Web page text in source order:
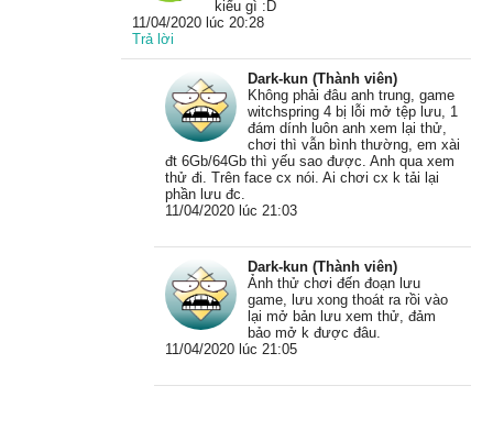
kiểu gì :D
11/04/2020 lúc 20:28
Trả lời
Dark-kun (Thành viên)
Không phải đâu anh trung, game
witchspring 4 bị lỗi mở tệp lưu, 1
đám dính luôn anh xem lại thử,
chơi thì vẫn bình thường, em xài
đt 6Gb/64Gb thì yếu sao được. Anh qua xem
thử đi. Trên face cx nói. Ai chơi cx k tải lại
phần lưu đc.
11/04/2020 lúc 21:03
Dark-kun (Thành viên)
Ảnh thử chơi đến đoạn lưu
game, lưu xong thoát ra rồi vào
lại mở bản lưu xem thử, đảm
bảo mở k được đâu.
11/04/2020 lúc 21:05